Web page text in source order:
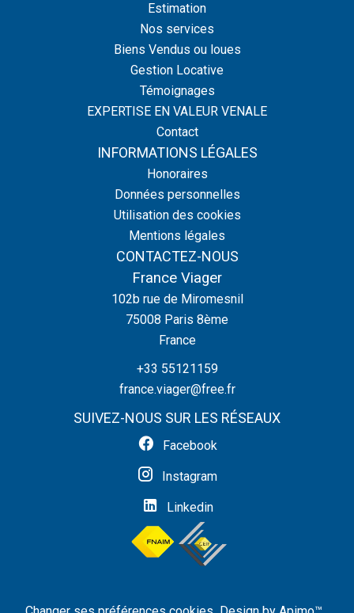
Estimation
Nos services
Biens Vendus ou loues
Gestion Locative
Témoignages
EXPERTISE EN VALEUR VENALE
Contact
INFORMATIONS LÉGALES
Honoraires
Données personnelles
Utilisation des cookies
Mentions légales
CONTACTEZ-NOUS
France Viager
102b rue de Miromesnil
75008 Paris 8ème
France
+33 55121159
france.viager@free.fr
SUIVEZ-NOUS SUR LES RÉSEAUX
Facebook
Instagram
Linkedin